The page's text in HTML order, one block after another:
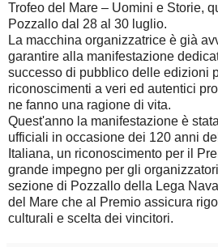
Trofeo del Mare – Uomini e Storie,
Pozzallo dal 28 al 30 luglio.
La macchina organizzatrice è già
garantire alla manifestazione
successo di pubblico delle edizioni
riconoscimenti a veri ed autentici
ne fanno una ragione di vita.
Quest'anno la manifestazione è
ufficiali in occasione dei 120 anni
Italiana, un riconoscimento per il
grande impegno per gli
sezione di Pozzallo della Lega
del Mare che al Premio assicura
culturali e scelta dei vincitori.